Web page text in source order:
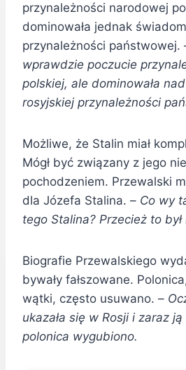
przynależności narodowej
dominowała jednak
przynależności państwowej.
wprawdzie poczucie
polskiej, ale dominowała
rosyjskiej przynależności
Możliwe, że Stalin miał
Mógł być związany z jego
pochodzeniem. Przewalski
dla Józefa Stalina. – Co wy
tego Stalina? Przecież to był
Biografie Przewalskiego
bywały fałszowane.
wątki, często usuwano. –
ukazała się w Rosji i zaraz
polonica wygubiono.